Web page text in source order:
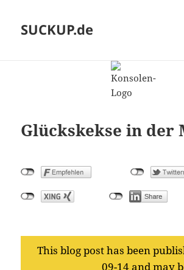
SUCKUP.de
Glückskekse in der
This blog post has been
09-14 and may